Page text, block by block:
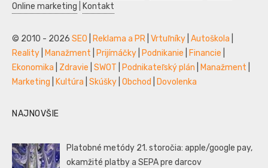
Online marketing
Kontakt
© 2010 - 2026 SEO Reklama a PR Vrtuľníky Autoškola
Reality
Manažment Prijímáčky Podnikanie Financie
Ekonomika
Zdravie SWOT Podnikateľský plán Manažment
Marketing
Kultúra Skúšky Obchod Dovolenka
NAJNOVŠIE
Platobné metódy 21. storočia: apple/google pay,
okamžité platby a SEPA pre darcov